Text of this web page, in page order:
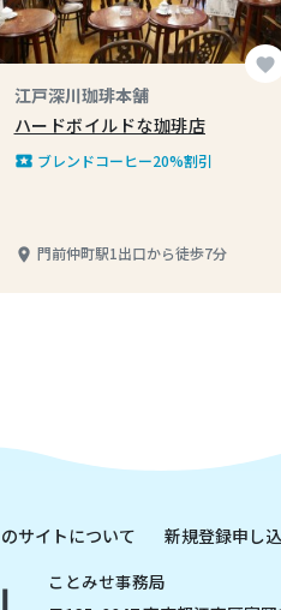
favorite
江戸深川珈琲本舗
ハードボイルドな珈琲店
local_play ブレンドコーヒー20%割引
place 門前仲町駅1出口から徒歩7分
サイトについて 新規登録申し
ことみせ事務局